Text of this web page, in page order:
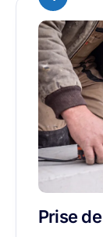
Prise